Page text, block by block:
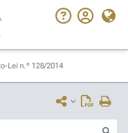
Lei n.º 128/2014